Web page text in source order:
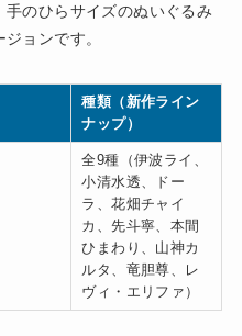
のひらサイズのぬいぐるみ
ョンです。
種類（新作ライン
ナップ）
全9種（伊波ライ、
小清水透、ドー
ラ、花畑チャイ
カ、先斗寧、本間
ひまわり、山神カ
ルタ、竜胆尊、レ
ヴィ・エリファ）